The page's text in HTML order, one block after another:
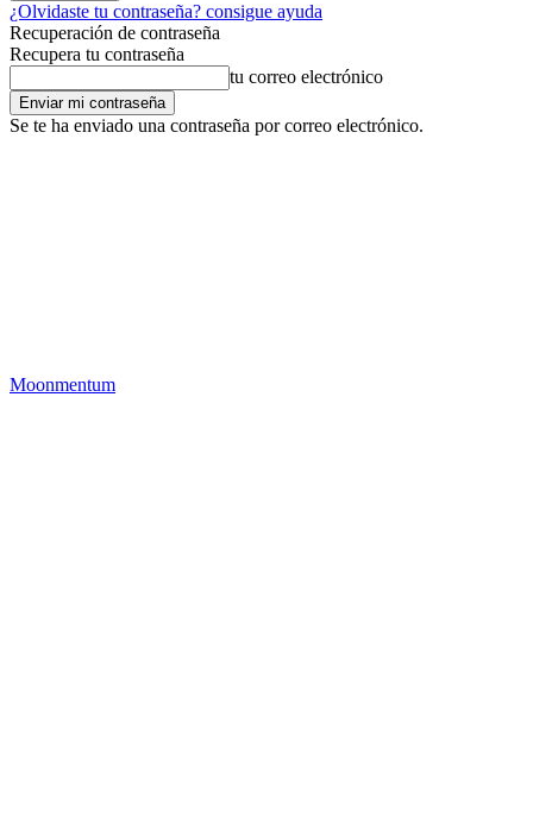
¿Olvidaste tu contraseña? consigue ayuda
Recuperación de contraseña
Recupera tu contraseña
tu correo electrónico
Se te ha enviado una contraseña por correo electrónico.
Moonmentum